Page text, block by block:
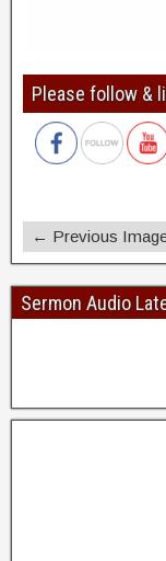
Please follow &
← Previous
Sermon Audio